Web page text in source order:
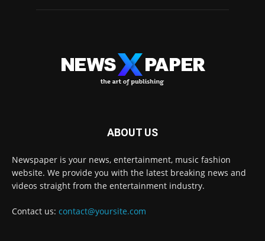
ABOUT US
Newspaper is your news, entertainment, music fashion
website. We provide you with the latest breaking news and
videos straight from the entertainment industry.
Contact us: contact@yoursite.com